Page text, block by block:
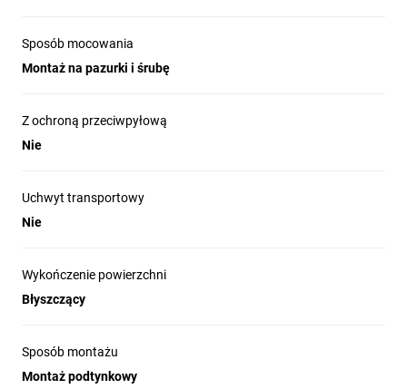
Sposób mocowania
Montaż na pazurki i śrubę
Z ochroną przeciwpyłową
Nie
Uchwyt transportowy
Nie
Wykończenie powierzchni
Błyszczący
Sposób montażu
Montaż podtynkowy